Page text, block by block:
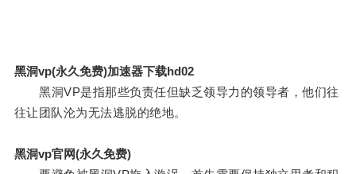
黑洞vp(永久免费)加速器下载hd02
黑洞VP是指那些负责任但缺乏领导力的领导者，他们往
往让团队沦为无法逃脱的绝地。
黑洞vp官网(永久免费)